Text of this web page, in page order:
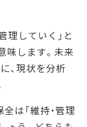
理していく」と
味します。未来
、現状を分析
は「維持・管理